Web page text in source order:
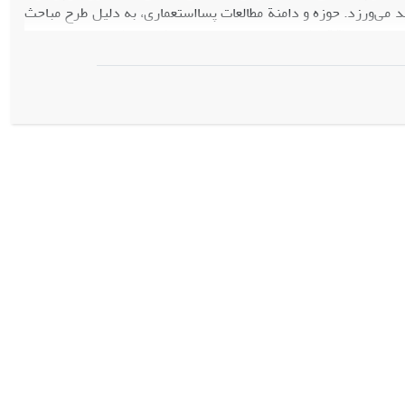
میورزد. حوزه و دامنة مطالعات پسااستعماری، به دلیل طرح مباحث
هر چه صحیح و دقیقتر از این حوزة مطالعاتی رسیده و با نگرشی